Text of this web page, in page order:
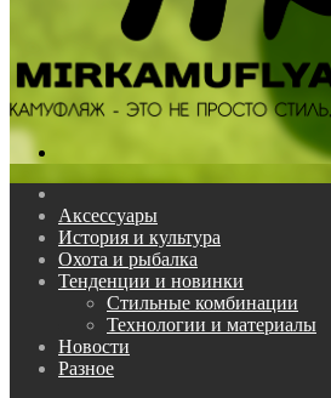
Аксессуары
История и культура
Охота и рыбалка
Тенденции и новинки
Стильные комбинации
Технологии и материалы
Новости
Разное